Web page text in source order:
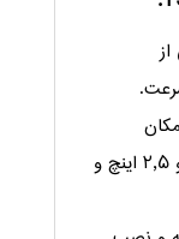
استفاده از هارد دیسک‌های ۳٫۵ اینچ و ۲٫۵ اینچ و